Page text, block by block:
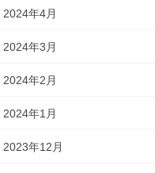
2024年4月
2024年3月
2024年2月
2024年1月
2023年12月